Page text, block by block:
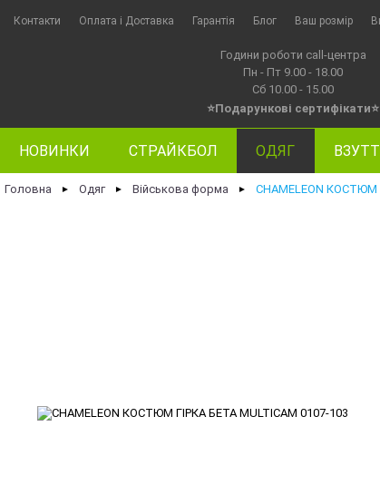
Контакти Оплата i Доставка Гарантія Блог Ваш розмір
Години роботи call-центра
Пн - Пт 9.00 - 18.00
Сб 10.00 - 15.00
⭐Подарункові сертифікати⭐
НОВИНКИ СТРАЙКБОЛ ОДЯГ
Головна ► Одяг ► Військова форма ► CHAMELEON КОСТЮМ